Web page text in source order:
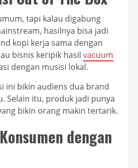
tapi kalau digabung
hasilnya bisa jadi
kopi kerja sama dengan
bisnis keripik hasil vacuum
dengan musisi lokal.
ini bikin audiens dua brand
Selain itu, produk jadi punya
bikin orang makin tertarik.
dengan